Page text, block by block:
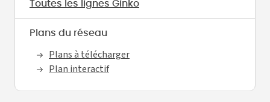
Toutes les lignes Ginko
Plans du réseau
Plans à télécharger
Plan interactif